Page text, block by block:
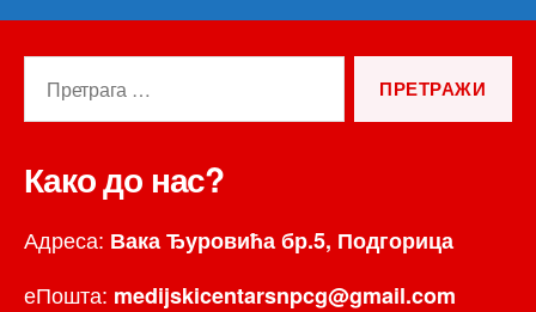
Како до нас?
Адреса: Вака Ђуровића бр.5, Подгорица
еПошта: medijskicentarsnpcg@gmail.com